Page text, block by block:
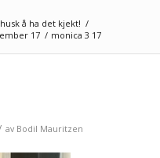
å ha det kjekt! /
17 / monica 3 17
av Bodil Mauritzen